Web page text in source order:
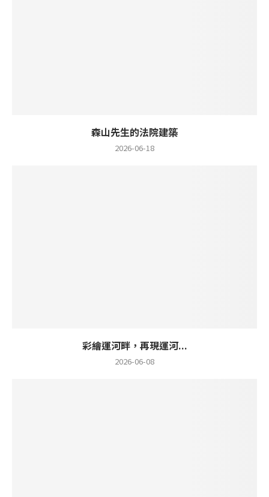
森山先生的法院建築
2026-06-18
彩繪運河畔，再現運河...
2026-06-08